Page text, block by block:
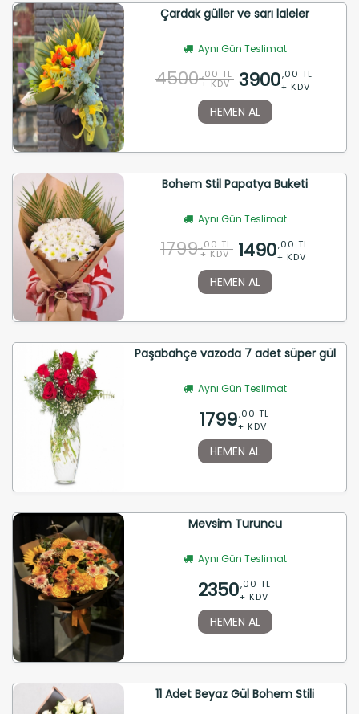
Çardak güller ve sarı laleler
Aynı Gün Teslimat
4500 ,00 TL
+ KDV 3900,00 TL
+ KDV
HEMEN AL
Bohem Stil Papatya Buketi
Aynı Gün Teslimat
1799 ,00 TL
+ KDV 1490,00 TL
+ KDV
HEMEN AL
Paşabahçe vazoda 7 adet süper gül
Aynı Gün Teslimat
1799,00 TL
+ KDV
HEMEN AL
Mevsim Turuncu
Aynı Gün Teslimat
2350,00 TL
+ KDV
HEMEN AL
11 Adet Beyaz Gül Bohem Stili